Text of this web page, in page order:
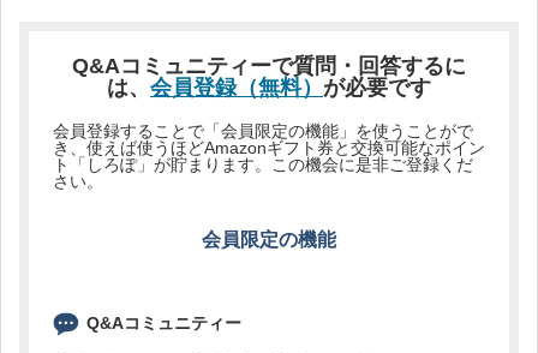
Q&Aコミュニティーで質問・回答するに
は、 会員登録（無料） が必要です
会員登録することで「会員限定の機能」を使うことがで
き、使えば使うほどAmazonギフト券と交換可能なポイン
ト「しろぽ」が貯まります。この機会に是非ご登録くだ
さい。
会員限定の機能
Q&Aコミュニティー